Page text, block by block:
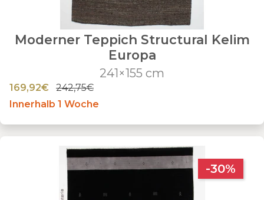
Moderner Teppich Structural Kelim
Europa
241×155 cm
169,92€
242,75€
Innerhalb 1 Woche
-30%